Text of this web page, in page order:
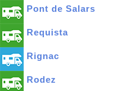
Pont de Salars
Requista
Rignac
Rodez